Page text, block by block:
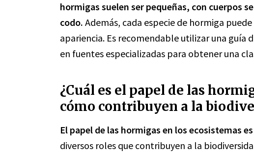
hormigas suelen ser pequeñas, con cuerpos
codo. Además, cada especie de hormiga
apariencia. Es recomendable utilizar una guía
en fuentes especializadas para obtener una
¿Cuál es el papel de las
cómo contribuyen a la
El papel de las hormigas en los ecosistemas
diversos roles que contribuyen a la